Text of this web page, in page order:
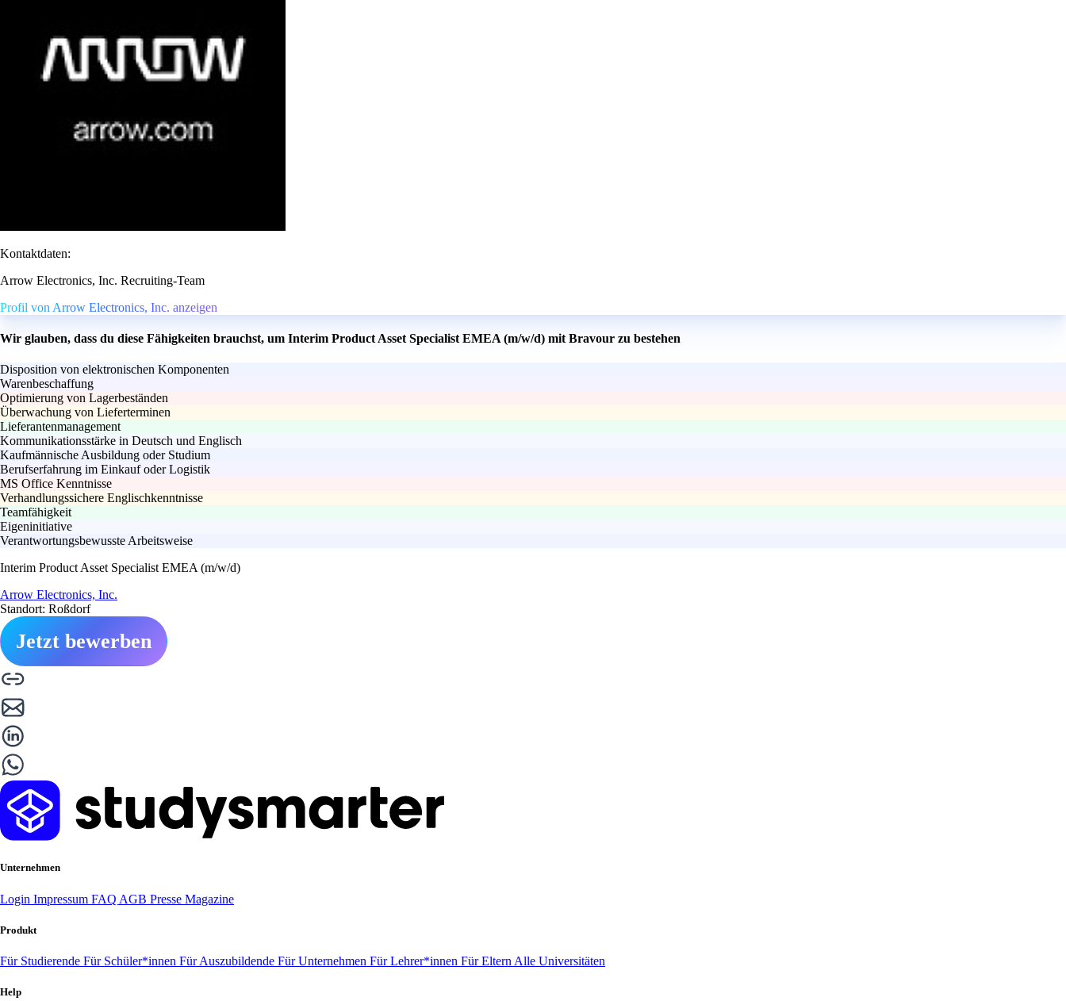
Kontaktdaten:
Arrow Electronics, Inc. Recruiting-Team
Profil von Arrow Electronics, Inc. anzeigen
Wir glauben, dass du diese Fähigkeiten brauchst, um Interim Product Asset Specialist EMEA (m/w/d) mit Bravour zu bestehen
Disposition von elektronischen Komponenten
Warenbeschaffung
Optimierung von Lagerbeständen
Überwachung von Lieferterminen
Lieferantenmanagement
Kommunikationsstärke in Deutsch und Englisch
Kaufmännische Ausbildung oder Studium
Berufserfahrung im Einkauf oder Logistik
MS Office Kenntnisse
Verhandlungssichere Englischkenntnisse
Teamfähigkeit
Eigeninitiative
Verantwortungsbewusste Arbeitsweise
Interim Product Asset Specialist EMEA (m/w/d)
Arrow Electronics, Inc.
Standort: Roßdorf
Jetzt bewerben
Unternehmen
Login Impressum FAQ AGB Presse Magazine
Produkt
Für Studierende Für Schüler*innen Für Auszubildende Für Unternehmen Für Lehrer*innen Für Eltern Alle Universitäten
Help